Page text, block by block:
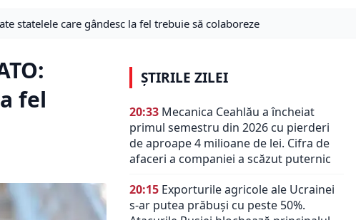
statelele care gândesc la fel trebuie să colaboreze
fel
ȘTIRILE ZILEI
20:33 Mecanica Ceahlău a încheiat
primul semestru din 2026 cu pierderi
de aproape 4 milioane de lei. Cifra de
afaceri a companiei a scăzut puternic
20:15 Exporturile agricole ale Ucrainei
s-ar putea prăbuși cu peste 50%.